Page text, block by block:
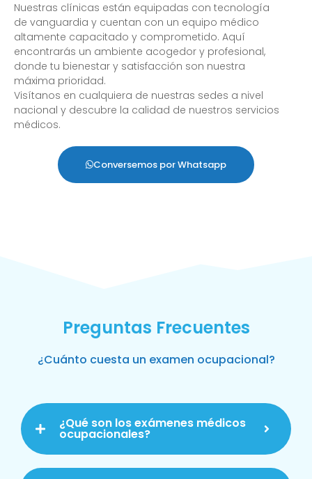
Nuestras clínicas están equipadas con tecnología
de vanguardia y cuentan con un equipo médico
altamente capacitado y comprometido. Aquí
encontrarás un ambiente acogedor y profesional,
donde tu bienestar y satisfacción son nuestra
máxima prioridad.
Visítanos en cualquiera de nuestras sedes a nivel
nacional y descubre la calidad de nuestros servicios
médicos.
Conversemos por Whatsapp
Preguntas Frecuentes
¿Cuánto cuesta un examen ocupacional?
¿Qué son los exámenes médicos
ocupacionales?